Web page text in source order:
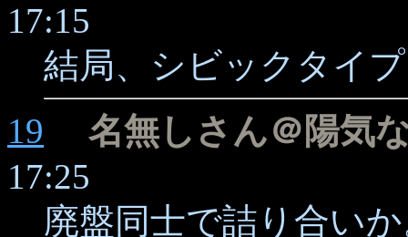
17:15
結局、シビックタイ
19
名無しさん＠陽気
17:25
廃盤同士で詰り合い